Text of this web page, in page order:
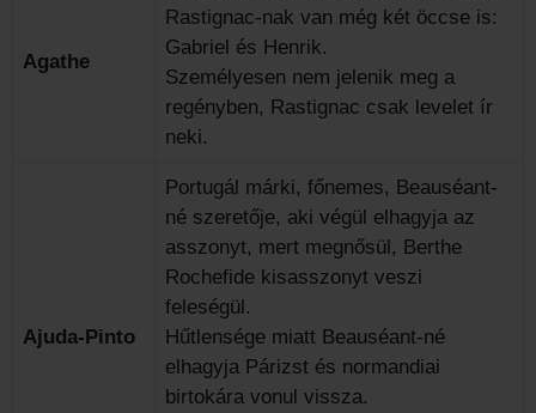
Agathe
Rastignac-nak van még két öccse is:
Gabriel és Henrik.
Személyesen nem jelenik meg a
regényben, Rastignac csak levelet ír
neki.
Ajuda-Pinto
Portugál márki, főnemes, Beauséant-
né szeretője, aki végül elhagyja az
asszonyt, mert megnősül, Berthe
Rochefide kisasszonyt veszi
feleségül.
Hűtlensége miatt Beauséant-né
elhagyja Párizst és normandiai
birtokára vonul vissza.